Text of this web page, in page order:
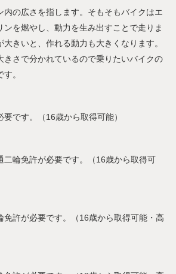
の広さを指します。そもそもバイクはエ
ンを燃やし、動力を生み出すことで走りま
きいと、作れる動力も大きくなります。
きさで分かれているので乗りたいバイクの
。
です。（16歳から取得可能）
二輪免許が必要です。（16歳から取得可
免許が必要です。（16歳から取得可能・高